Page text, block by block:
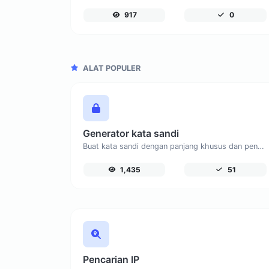
917 0
ALAT POPULER
Generator kata sandi
Buat kata sandi dengan panjang khusus dan pengaturan khusus.
1,435 51
Pencarian IP